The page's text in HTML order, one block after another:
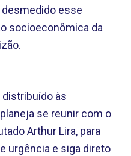
desmedido esse
socioeconômica da
distribuído às
se reunir com o
Arthur Lira, para
urgência e siga direto